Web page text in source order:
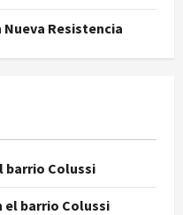
Resistencia
barrio Colussi
el barrio Colussi